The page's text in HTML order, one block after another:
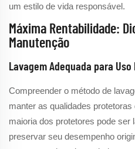
um estilo de vida responsável.
Máxima Rentabilidade:
Manutenção
Lavagem Adequada para Uso
Compreender o método de
manter as qualidades
maioria dos protetores pode ser
preservar seu desempenho